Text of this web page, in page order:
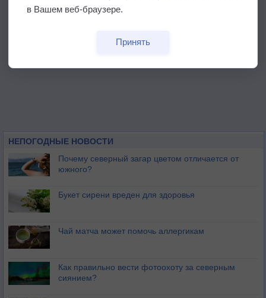
НЕПОГОДНЫЕ НОВОСТИ
Почему северный загар цветом отличается от
южного?
Букет сирени вреден для здоровья
Чай матча может помочь аллергикам
Как правильно вести фотоохоту за северным
сиянием?
в Вашем веб-браузере.
Принять